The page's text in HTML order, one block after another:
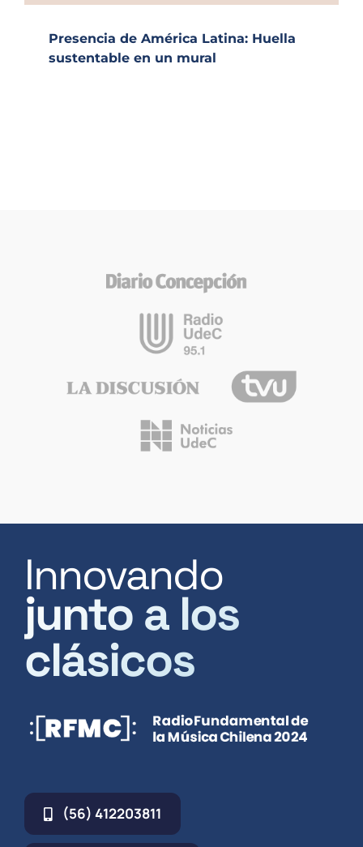
Presencia de América Latina: Huella
sustentable en un mural
Innovando
junto a los
clásicos
(56) 412203811